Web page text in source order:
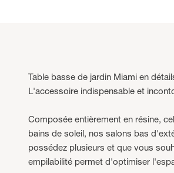
Table basse de jardin Miami en
L'accessoire indispensable et
Composée entièrement en résine,
bains de soleil, nos salons bas
possédez plusieurs et que vous
empilabilité permet d'optimiser